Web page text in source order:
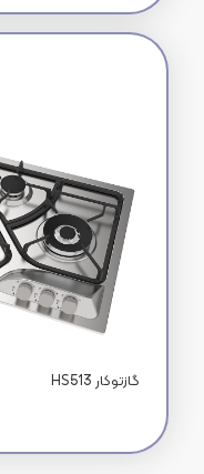
HS513 گازتوکار